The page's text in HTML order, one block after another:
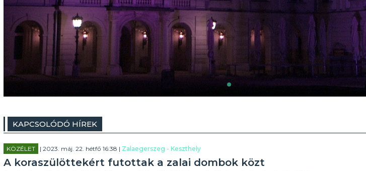
KAPCSOLÓDÓ HÍREK
KÖZÉLET | 2023. máj. 22. hétfő 16:38 | Zalaegerszeg - Keszthely
A koraszülöttekért futottak a zalai dombok közt